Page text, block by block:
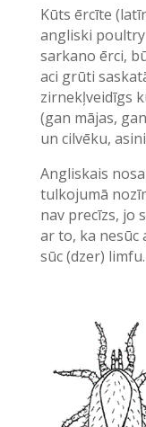
Kūts ērcīte
angliski
sarkano ērci,
aci grūti
zirnekļveidīgs
(gan mājas,
un cilvēku,
Angliskais
tulkojumā
nav precīzs, jo
ar to, ka nesūc
sūc (dzer) limfu.